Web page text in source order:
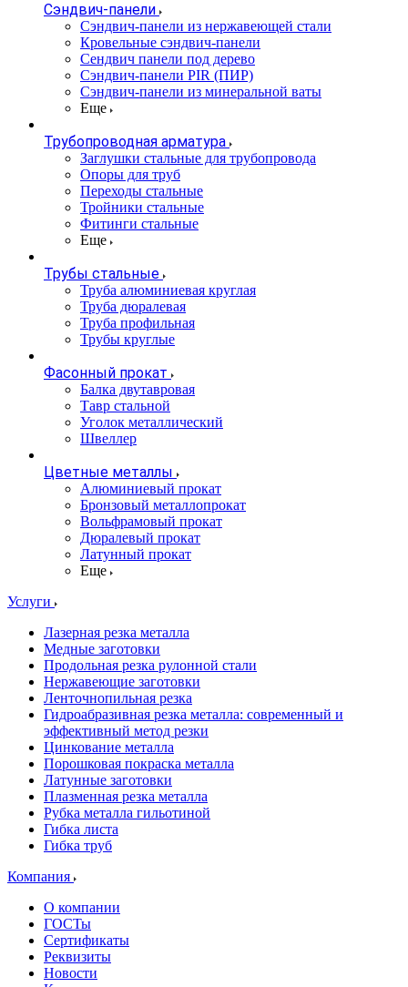
Сэндвич-панели
Cэндвич-панели из нержавеющей стали
Кровельные сэндвич-панели
Сендвич панели под дерево
Сэндвич-панели PIR (ПИР)
Сэндвич-панели из минеральной ваты
Еще
Трубопроводная арматура
Заглушки стальные для трубопровода
Опоры для труб
Переходы стальные
Тройники стальные
Фитинги стальные
Еще
Трубы стальные
Труба алюминиевая круглая
Труба дюралевая
Труба профильная
Трубы круглые
Фасонный прокат
Балка двутавровая
Тавр стальной
Уголок металлический
Швеллер
Цветные металлы
Алюминиевый прокат
Бронзовый металлопрокат
Вольфрамовый прокат
Дюралевый прокат
Латунный прокат
Еще
Услуги
Лазерная резка металла
Медные заготовки
Продольная резка рулонной стали
Нержавеющие заготовки
Ленточнопильная резка
Гидроабразивная резка металла: современный и
эффективный метод резки
Цинкование металла
Порошковая покраска металла
Латунные заготовки
Плазменная резка металла
Рубка металла гильотиной
Гибка листа
Гибка труб
Компания
О компании
ГОСТы
Сертификаты
Реквизиты
Новости